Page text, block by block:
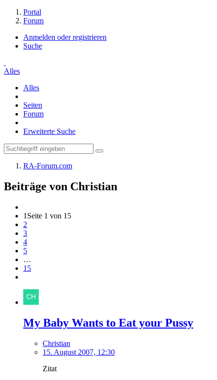
Portal
Forum
Anmelden oder registrieren
Suche
Alles
Alles
Seiten
Forum
Erweiterte Suche
RA-Forum.com
Beiträge von Christian
1 Seite 1 von 15
2
3
4
5
…
15
My Baby Wants to Eat your Pussy
Christian
15. August 2007, 12:30
Zitat